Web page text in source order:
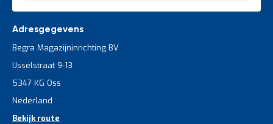
Adresgegevens
Begra Magazijninrichting BV
IJsselstraat 9-13
5347 KG Oss
Nederland
Bekijk route